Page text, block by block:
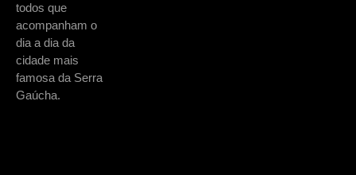
todos que
acompanham o
dia a dia da
cidade mais
famosa da Serra
Gaúcha.